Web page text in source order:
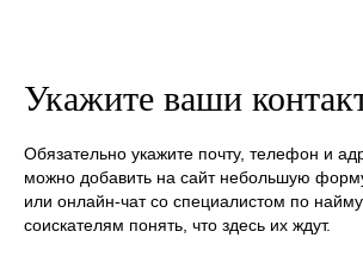
Укажите ваши
Обязательно укажите почту, телефон и
можно добавить на сайт небольшую
или онлайн-чат со специалистом по
соискателям понять, что здесь их ждут.